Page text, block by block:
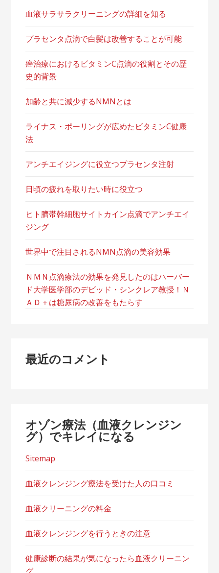
血液サラサラクリーニングの詳細を知る
プラセンタ点滴で白髪は改善することが可能
癌治療におけるビタミンC点滴の役割とその歴
史的背景
加齢と共に減少するNMNとは
ライナス・ポーリングが広めたビタミンC健康
法
アンチエイジングに役立つプラセンタ注射
日頃の疲れを取りたい時に役立つ
ヒト臍帯幹細胞サイトカイン点滴でアンチエイ
ジング
世界中で注目されるNMN点滴の美容効果
ＮＭＮ点滴療法の効果を発見したのはハーバー
ド大学医学部のデビッド・シンクレア教授！Ｎ
ＡＤ＋は糖尿病の改善をもたらす
最近のコメント
オゾン療法（血液クレンジン
グ）でキレイになる
Sitemap
血液クレンジング療法を受けた人の口コミ
血液クリーニングの料金
血液クレンジングを行うときの注意
健康診断の結果が気になったら血液クリーニン